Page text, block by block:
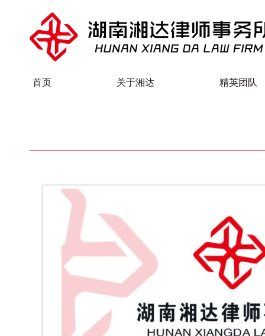
首页 关于湘达 精英团队